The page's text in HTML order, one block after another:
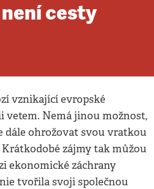
cesty
vznikající evropské
vetem. Nemá jinou možnost,
dále ohrožovat svou vratkou
Krátkodobé zájmy tak můžou
ekonomické záchrany
tvořila svoji společnou